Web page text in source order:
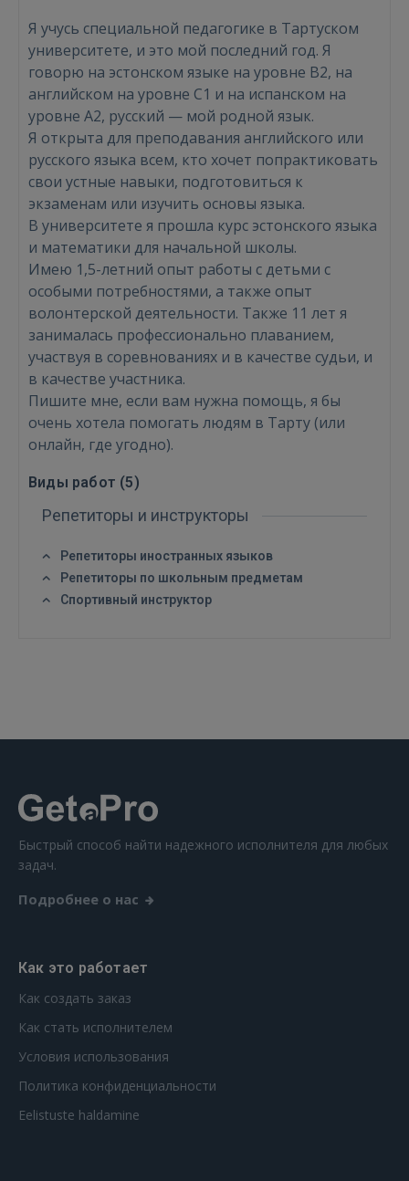
Войти
Забыли пароль? Запомнить?
 Sign in with Apple
Я учусь специальной педагогике в Тартуском
университете, и это мой последний год. Я
говорю на эстонском языке на уровне B2, на
английском на уровне C1 и на испанском на
уровне A2, русский — мой родной язык.
Я открытa для преподавания английского или
русского языка всем, кто хочет попрактиковать
свои устные навыки, подготовиться к
экзаменам или изучить основы языка.
В университете я прошла курс эстонского языка
и математики для начальной школы.
Имею 1,5-летний опыт работы с детьми с
особыми потребностями, а также опыт
волонтерской деятельности. Также 11 лет я
занималась профессионально плаванием,
участвуя в соревнованиях и в качестве судьи, и
в качестве участника.
Пишите мне, если вам нужна помощь, я бы
очень хотела помогать людям в Тарту (или
онлайн, где угодно).
Виды работ (5)
Репетиторы и инструкторы
Репетиторы иностранных языков
Репетиторы по школьным предметам
Спортивный инструктор
Быстрый способ найти надежного исполнителя для любых
задач.
Подробнее о нас
Как это работает
Как создать заказ
Как стать исполнителем
Условия использования
Политика конфиденциальности
Eelistuste haldamine